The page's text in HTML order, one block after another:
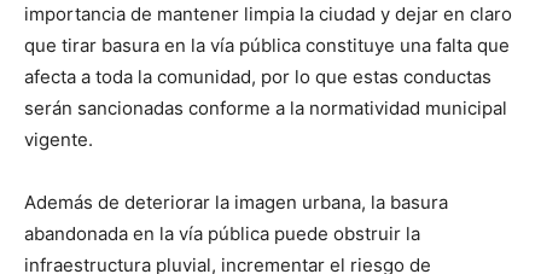
importancia de mantener limpia la ciudad y dejar en claro
que tirar basura en la vía pública constituye una falta que
afecta a toda la comunidad, por lo que estas conductas
serán sancionadas conforme a la normatividad municipal
vigente.
Además de deteriorar la imagen urbana, la basura
abandonada en la vía pública puede obstruir la
infraestructura pluvial, incrementar el riesgo de